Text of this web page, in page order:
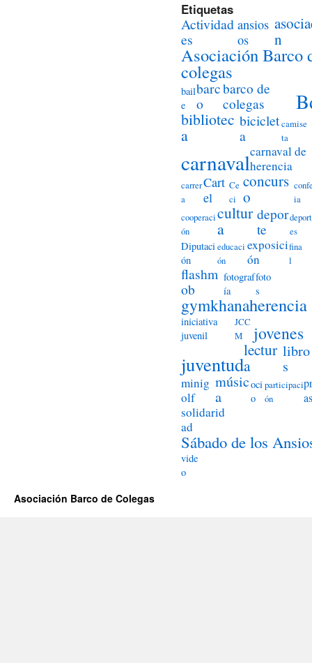
Etiquetas
Actividad
es
ansios
os
n
Asociación Barco
colegas
bail
e
barc
o
barco de
colegas
bibliotec
a
biciclet
a
camise
ta
carnavalcarnaval de
herencia
carrer
a
Cart
el
Ce
ci
concurs
o
ia
cooperaci
ón
cultur
a
depor
te
deport
es
Diputaci
ón
educaci
ón
exposici
ón
fina
l
flashm
ob
fotograf
ía
foto
s
gymkhanaherencia
iniciativa
juvenil
JCC
M
jovenes
juventud
lectur
a
libro
s
minig
olf
músic
a
oci
o
participaci
ón
as
solidarid
ad
Sábado de los
vide
o
Asociación Barco de Colegas